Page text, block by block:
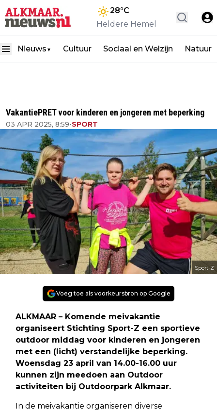
28°C
Heldere Hemel
Nieuws ▼ Cultuur Sociaal en Welzijn Natuur
VakantiePRET voor kinderen en jongeren met beperking
03 APR 2025, 8:59•SPORT
Sport-Z
Voeg toe als voorkeursbron op Google
ALKMAAR – Komende meivakantie
organiseert Stichting Sport-Z een sportieve
outdoor middag voor kinderen en jongeren
met een (licht) verstandelijke beperking.
Woensdag 23 april van 14.00-16.00 uur
kunnen zijn meedoen aan Outdoor
activiteiten bij Outdoorpark Alkmaar.
In de meivakantie organiseren diverse